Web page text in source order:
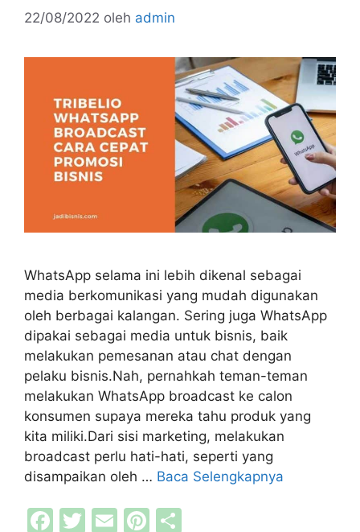
22/08/2022 oleh admin
WhatsApp selama ini lebih dikenal sebagai
media berkomunikasi yang mudah digunakan
oleh berbagai kalangan. Sering juga WhatsApp
dipakai sebagai media untuk bisnis, baik
melakukan pemesanan atau chat dengan
pelaku bisnis.Nah, pernahkah teman-teman
melakukan WhatsApp broadcast ke calon
konsumen supaya mereka tahu produk yang
kita miliki.Dari sisi marketing, melakukan
broadcast perlu hati-hati, seperti yang
disampaikan oleh … Baca Selengkapnya
F
T
E
Pi